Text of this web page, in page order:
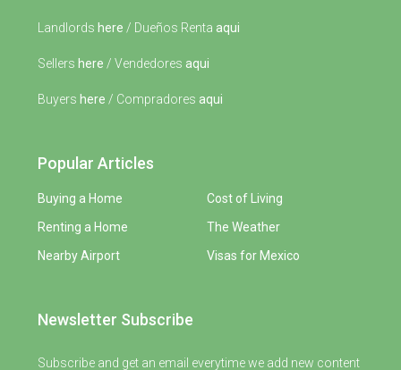
Landlords here / Dueños Renta aqui
Sellers here / Vendedores aqui
Buyers here / Compradores aqui
Popular Articles
Buying a Home
Renting a Home
Nearby Airport
Cost of Living
The Weather
Visas for Mexico
Newsletter Subscribe
Subscribe and get an email everytime we add new content